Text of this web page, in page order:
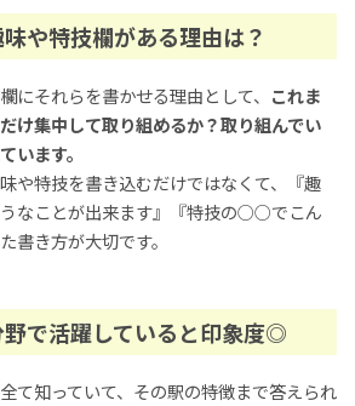
や特技欄がある理由は？
にそれらを書かせる理由として、 これま
け集中して取り組めるか？取り組んでい
います。
や特技を書き込むだけではなくて、『趣
なことが出来ます』『特技の○○でこん
書き方が大切です。
で活躍していると印象度◎
て知っていて、その駅の特徴まで答えられ